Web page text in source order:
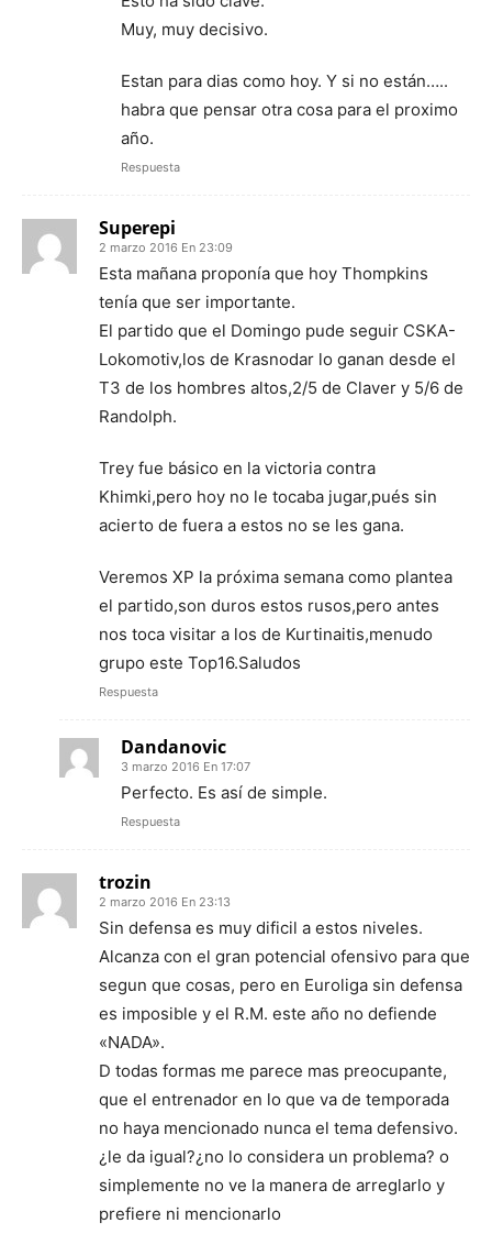
Muy, muy decisivo.
Estan para dias como hoy. Y si no están…..
habra que pensar otra cosa para el proximo
año.
Respuesta
Superepi
2 marzo 2016 En 23:09
Esta mañana proponía que hoy Thompkins
tenía que ser importante.
El partido que el Domingo pude seguir CSKA-
Lokomotiv,los de Krasnodar lo ganan desde el
T3 de los hombres altos,2/5 de Claver y 5/6 de
Randolph.
Trey fue básico en la victoria contra
Khimki,pero hoy no le tocaba jugar,pués sin
acierto de fuera a estos no se les gana.
Veremos XP la próxima semana como plantea
el partido,son duros estos rusos,pero antes
nos toca visitar a los de Kurtinaitis,menudo
grupo este Top16.Saludos
Respuesta
Dandanovic
3 marzo 2016 En 17:07
Perfecto. Es así de simple.
Respuesta
trozin
2 marzo 2016 En 23:13
Sin defensa es muy dificil a estos niveles.
Alcanza con el gran potencial ofensivo para que
segun que cosas, pero en Euroliga sin defensa
es imposible y el R.M. este año no defiende
«NADA».
D todas formas me parece mas preocupante,
que el entrenador en lo que va de temporada
no haya mencionado nunca el tema defensivo.
¿le da igual?¿no lo considera un problema? o
simplemente no ve la manera de arreglarlo y
prefiere ni mencionarlo